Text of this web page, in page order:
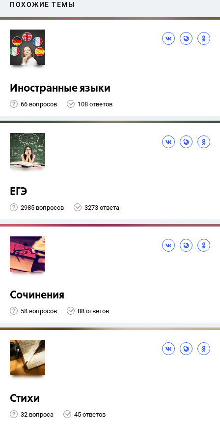
ПОХОЖИЕ ТЕМЫ
Иностранные языки
66 вопросов 108 ответов
ЕГЭ
2985 вопросов 3273 ответа
Сочинения
58 вопросов 88 ответов
Стихи
32 вопроса 45 ответов